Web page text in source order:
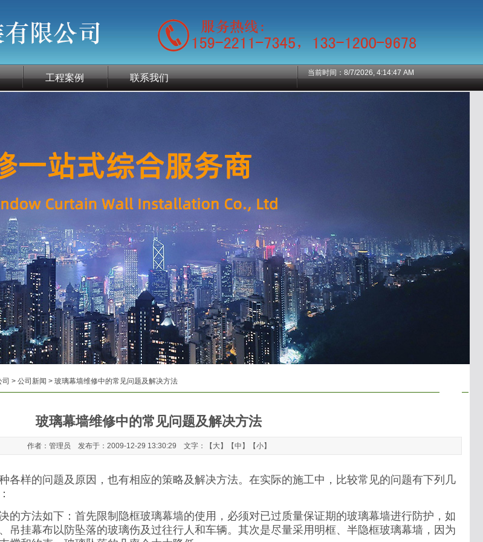
当前时间： 8/7/2026, 4:14:48 AM
工程案例 联系我们
> 公司新闻 > 玻璃幕墙维修中的常见问题及解决方法
玻璃幕墙维修中的常见问题及解决方法
作者：管理员 发布于：2009-12-29 13:30:29 文字：【 大】【中 】【小】
各样的问题及原因，也有相应的策略及解决方法。在实际的施工中，比较常见的问题有下列几
的方法如下：首先限制隐框玻璃幕墙的使用，必须对已过质量保证期的玻璃幕墙进行防护，如
吊挂幕布以防坠落的玻璃伤及过往行人和车辆。其次是尽量采用明框、半隐框玻璃幕墙，因为